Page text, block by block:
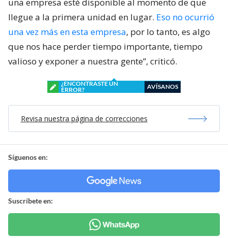
una empresa esté disponible al momento de que
llegue a la primera unidad en lugar. Eso no ocurrió
una vez más en esta empresa, por lo tanto, es algo
que nos hace perder tiempo importante, tiempo
valioso y exponer a nuestra gente”, criticó.
¿ENCONTRASTE UN
ERROR?
AVÍSANOS
Revisa nuestra página de correcciones
Síguenos en:
Suscríbete en: